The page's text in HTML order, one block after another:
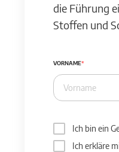
die Führung
Stoffen und
VORNAME
Ich bin ein
Ich erkläre